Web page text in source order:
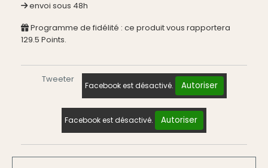
envoi sous 48h
Programme de fidélité : ce produit vous rapportera
129.5 Points.
Tweeter
Facebook est désactivé. Autoriser
Facebook est désactivé. Autoriser